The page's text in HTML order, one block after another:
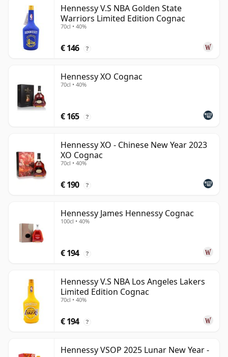
Hennessy V.S NBA Golden State
Warriors Limited Edition Cognac
70cl • 40%
€ 146 ?
Hennessy XO Cognac
70cl • 40%
€ 165 ?
Hennessy XO - Chinese New Year 2023
XO Cognac
70cl • 40%
€ 190 ?
Hennessy James Hennessy Cognac
100cl • 40%
€ 194 ?
Hennessy V.S NBA Los Angeles Lakers
Limited Edition Cognac
70cl • 40%
€ 194 ?
Hennessy VSOP 2025 Lunar New Year -